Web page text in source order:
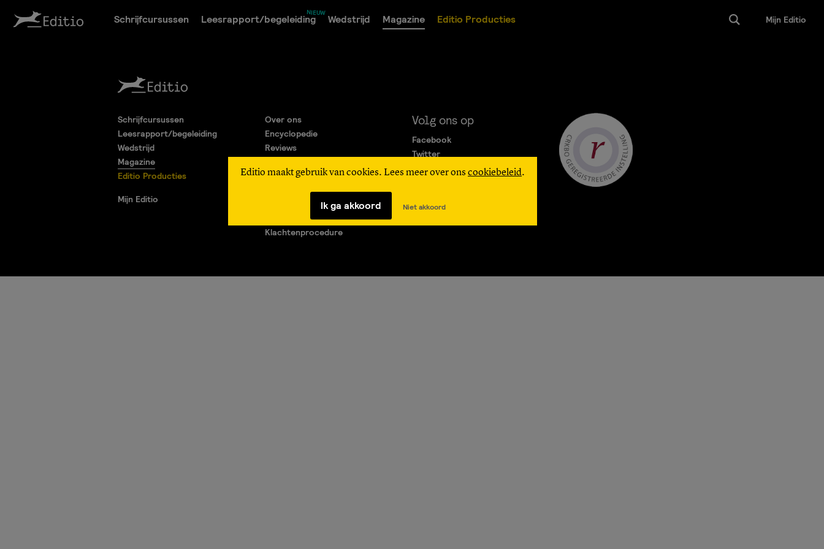
Schrijfcursussen Leesrapport/begeleiding Wedstrijd Magazine Editio Producties Mijn Editio
Editio maakt gebruik van cookies. Lees meer over ons cookiebeleid.
Ik ga akkoord Niet akkoord
Schrijfcursussen
Leesrapport/begeleiding
Wedstrijd
Magazine
Editio Producties
Mijn Editio
Over ons
Encyclopedie
Reviews
Algemene Voorwaarden
Privacy Statement
Vragen & Contact
Klachtenprocedure
Volg ons op
Facebook
Twitter
Instagram